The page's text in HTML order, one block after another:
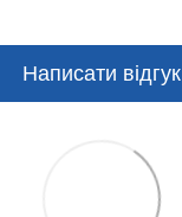
Написати відгук